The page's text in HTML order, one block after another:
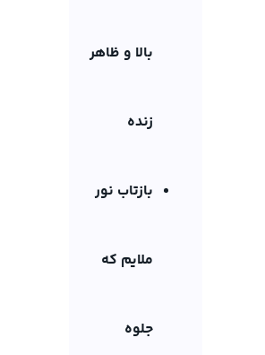
بالا و ظاهر
زنده
بازتاب نور
ملایم که
جلوه